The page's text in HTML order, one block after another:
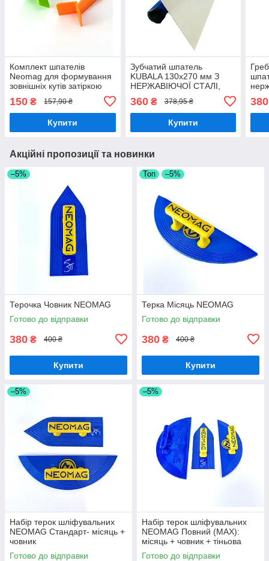
Комплект шпателів
Neomag для формування
зовнішніх кутів затіркою
150 ₴ 157,90 ₴
Купити
Зубчатий шпатель
KUBALA 130х270 мм З
НЕРЖАВІЮЧОЇ СТАЛІ,
360₴ 378,95 ₴
Купити
380
Акційні пропозиції та новинки
–5%
Терочка Човник NEOMAG
Готово до відправки
380 ₴ 400 ₴
Купити
Топ –5%
Терка Місяць NEOMAG
Готово до відправки
380 ₴ 400 ₴
Купити
–5%
Набір терок шліфувальних
NEOMAG Стандарт- місяць +
човник
Готово до відправки
–5%
Набір терок шліфувальних
NEOMAG Повний (MAX):
місяць + човник + тіньова
терка
Готово до відправки